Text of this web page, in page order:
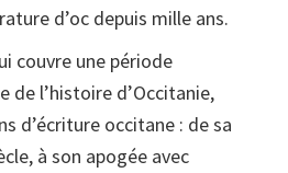
d’oc depuis mille ans.
couvre une période
l’histoire d’Occitanie,
d’écriture occitane : de sa
à son apogée avec